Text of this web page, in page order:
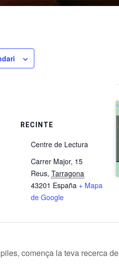
RECINTE
Centre de Lectura
Carrer Major, 15
Reus, Tarragona
43201 España + Mapa
de Google
comença la teva recerca de